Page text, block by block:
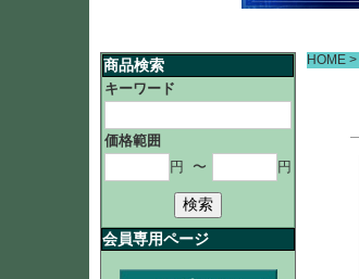
商品検索
キーワード
価格範囲
円
〜 円
検索
会員専用ページ
HOME